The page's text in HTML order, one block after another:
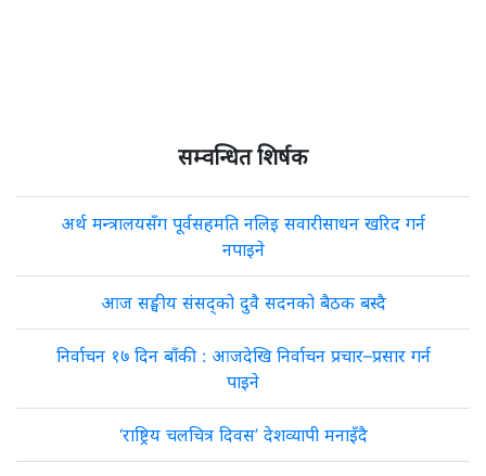
सम्वन्धित शिर्षक
अर्थ मन्त्रालयसँग पूर्वसहमति नलिइ सवारीसाधन खरिद गर्न
नपाइने
आज सङ्घीय संसद्को दुवै सदनको बैठक बस्दै
निर्वाचन १७ दिन बाँकी : आजदेखि निर्वाचन प्रचार–प्रसार गर्न
पाइने
‘राष्ट्रिय चलचित्र दिवस’ देशव्यापी मनाइँदै